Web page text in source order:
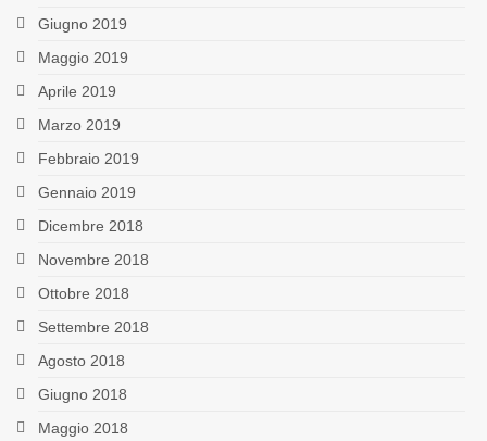
Giugno 2019
Maggio 2019
Aprile 2019
Marzo 2019
Febbraio 2019
Gennaio 2019
Dicembre 2018
Novembre 2018
Ottobre 2018
Settembre 2018
Agosto 2018
Giugno 2018
Maggio 2018